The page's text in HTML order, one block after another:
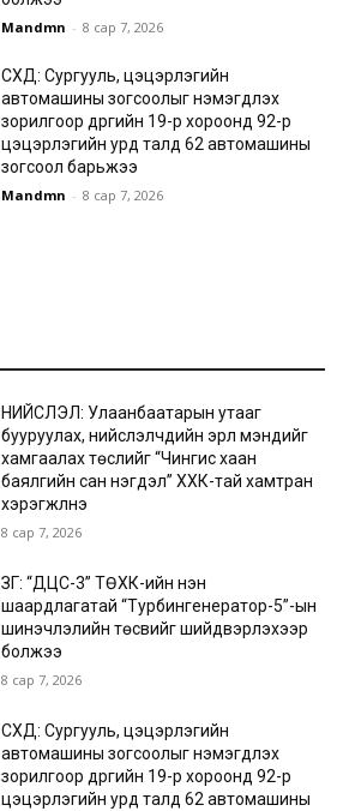
Mandmn - 8 сар 7, 2026
СХД: Сургууль, цэцэрлэгийн
автомашины зогсоолыг нэмэгдүүлэх
зорилгоор дүүргийн 19-р хороонд 92-р
цэцэрлэгийн урд талд 62 автомашины
зогсоол барьжээ
Mandmn - 8 сар 7, 2026
НИЙСЛЭЛ: Улаанбаатарын утааг
бууруулах, нийслэлчүүдийн эрүүл мэндийг
хамгаалах төслийг “Чингис хаан
баялгийн сан нэгдэл” ХХК-тай хамтран
хэрэгжүүлнэ
8 сар 7, 2026
ЗГ: “ДЦС-3” ТӨХК-ийн нэн
шаардлагатай “Турбингенератор-5”-ын
шинэчлэлийн төсвийг шийдвэрлэхээр
болжээ
8 сар 7, 2026
СХД: Сургууль, цэцэрлэгийн
автомашины зогсоолыг нэмэгдүүлэх
зорилгоор дүүргийн 19-р хороонд 92-р
цэцэрлэгийн урд талд 62 автомашины